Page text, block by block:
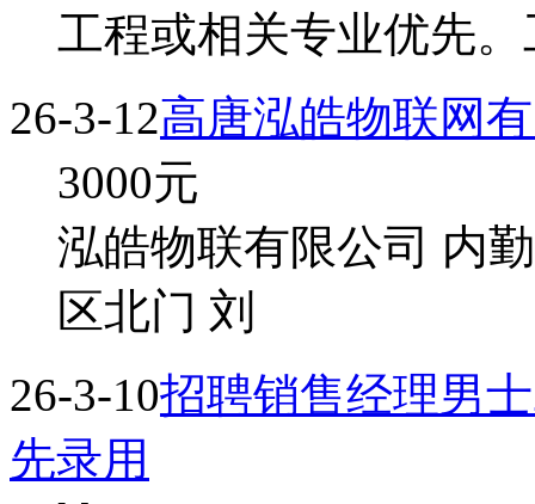
工程或相关专业优先
26-3-12高唐泓皓物联网
3000元
泓皓物联有限公司 内
区北门 刘
26-3-10招聘销售经理男
先录用